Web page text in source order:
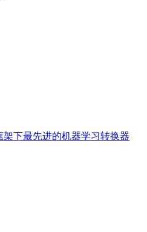
架下最先进的机器学习转换器